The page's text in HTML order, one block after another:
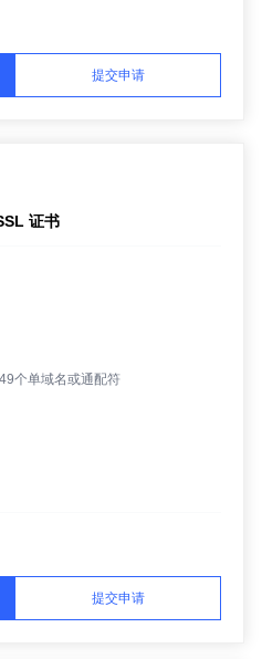
提交申请
证书
个单域名或通配符
提交申请